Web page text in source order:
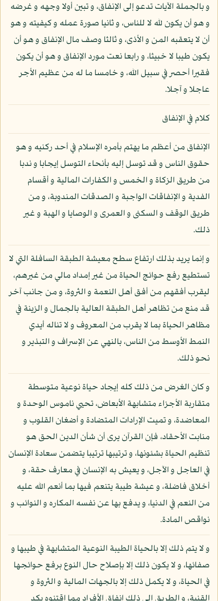
و بالجملة الآيات تدعو إلى الإنفاق، و تبين أولا وجهه و غرضه
و هو أن يكون لله لا للناس، و ثانيا صورة عمله و كيفيته و هو
أن لا يتعقبه المن و الأذى، و ثالثا وصف مال الإنفاق و هو أن
يكون طيبا لا خبيثا، و رابعا نعت مورد الإنفاق و هو أن يكون
فقيرا أحصر في سبيل الله، و خامسا ما له من عظيم الأجر
عاجلا و آجلا.
كلام في الإنفاق
الإنفاق من أعظم ما يهتم بأمره الإسلام في أحد ركنيه و هو
حقوق الناس و قد توسل إليه بأنحاء التوسل إيجابا و ندبا
من طريق الزكاة و الخمس و الكفارات المالية و أقسام
الفدية و الإنفاقات الواجبة و الصدقات المندوبة، و من
طريق الوقف و السكنى و العمرى و الوصايا و الهبة و غير
ذلك.
و إنما يريد بذلك ارتفاع سطح معيشة الطبقة السافلة التي لا
تستطيع رفع حوائج الحياة من غير إمداد مالي من غيرهم،
ليقرب أفقهم من أفق أهل النعمة و الثروة، و من جانب آخر
قد منع من تظاهر أهل الطبقة العالية بالجمال و الزينة في
مظاهر الحياة بما لا يقرب من المعروف و لا تناله أيدي
النمط الأوسط من الناس، بالنهي عن الإسراف و التبذير و
نحو ذلك.
و كان الغرض من ذلك كله إيجاد حياة نوعية متوسطة
متقاربة الأجزاء متشابهة الأبعاض، تحيي ناموس الوحدة و
المعاضدة، و تميت الإرادات المتضادة و أضغان القلوب و
منابت الأحقاد، فإن القرآن يرى أن شأن الدين الحق هو
تنظيم الحياة بشئونها، و ترتيبها ترتيبا يتضمن سعادة الإنسان
في العاجل و الآجل، و يعيش به الإنسان في معارف حقة، و
أخلاق فاضلة، و عيشة طيبة يتنعم فيها بما أنعم الله عليه
من النعم في الدنيا، و يدفع بها عن نفسه المكاره و النوائب و
نواقص المادة.
و لا يتم ذلك إلا بالحياة الطيبة النوعية المتشابهة في طيبها و
صفائها، و لا يكون ذلك إلا بإصلاح حال النوع برفع حوائجها
في الحياة، و لا يكمل ذلك إلا بالجهات المالية و الثروة و